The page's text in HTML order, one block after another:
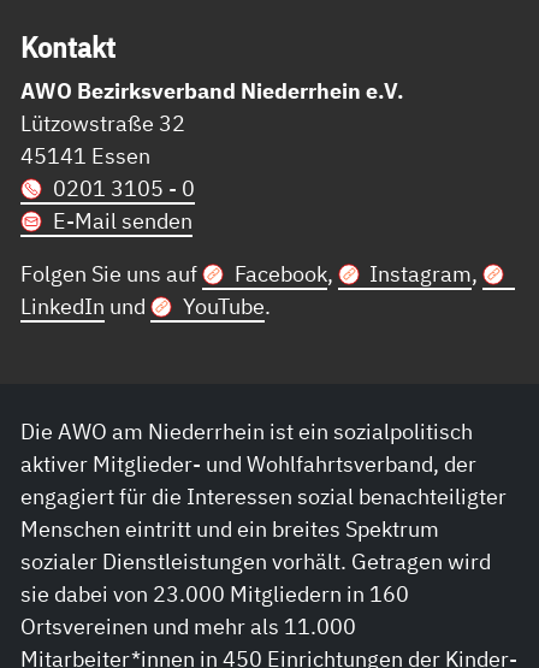
Kon­takt
AWO Bezirksverband Niederrhein e.V.
Lützowstraße 32
45141 Essen
0201 3105 - 0
E-Mail senden
Folgen Sie uns auf
Facebook, Instagram,
LinkedIn und YouTube.
Die AWO am Niederrhein ist ein sozialpolitisch
aktiver Mitglieder- und Wohlfahrtsverband, der
engagiert für die Interessen sozial benachteiligter
Menschen eintritt und ein breites Spektrum
sozialer Dienstleistungen vorhält. Getragen wird
sie dabei von 23.000 Mitgliedern in 160
Ortsvereinen und mehr als 11.000
Mitarbeiter*innen in 450 Einrichtungen der Kinder-